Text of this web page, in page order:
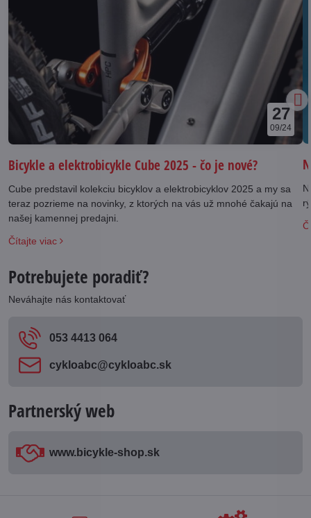
27
09/24
Bicykle a elektrobicykle Cube 2025 - čo je nové?
Cube predstavil kolekciu bicyklov a elektrobicyklov 2025 a my sa
teraz pozrieme na novinky, z ktorých na vás už mnohé čakajú na
našej kamennej predajni.
Čítajte viac
Potrebujete poradiť?
Neváhajte nás kontaktovať
053 4413 064
cykloabc​@cykloabc​.sk
Partnerský web
www​.bicykle-shop​.sk